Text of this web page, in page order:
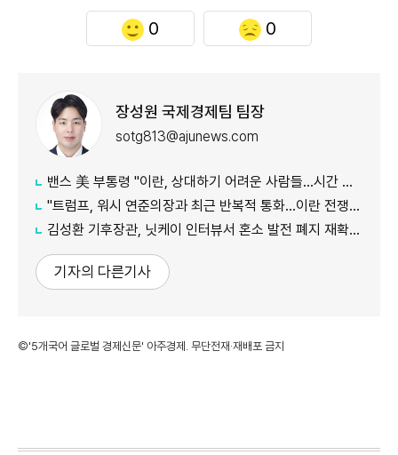
0 0
장성원 국제경제팀 팀장
sotg813@ajunews.com
밴스 美 부통령 "이란, 상대하기 어려운 사람들…시간 걸릴 것"
"트럼프, 워시 연준의장과 최근 반복적 통화…이란 전쟁 등 자문 구해"
김성환 기후장관, 닛케이 인터뷰서 혼소 발전 폐지 재확인…"日 암모니아 조달 영향 전망"
기자의 다른기사
©'5개국어 글로벌 경제신문' 아주경제. 무단전재·재배포 금지